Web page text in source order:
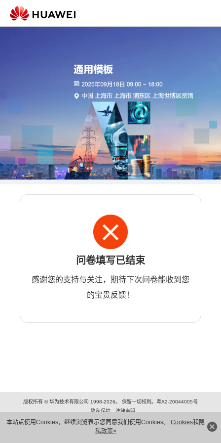
本站点使用Cookies，继续浏览表示您同意我们使用Cookies。 Cookies和隐
私政策>
问卷填写已结束
感谢您的支持与关注，期待下次问卷能收到您
的宝贵反馈！
版权所有 © 华为技术有限公司 1998-2026。 保留一切权利。粤A2-20044005号
隐私保护
法律声明